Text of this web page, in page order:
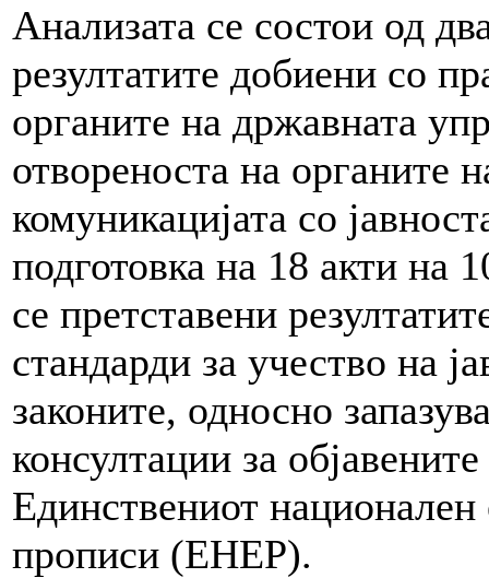
Анализата се состои од
резултатите добиени со
органите на државната
отвореноста на органите
комуникацијата со
подготовка на 18 акти на
се претставени
стандарди за учество на
законите, односно
консултации за
Единствениот национален
прописи (ЕНЕР).